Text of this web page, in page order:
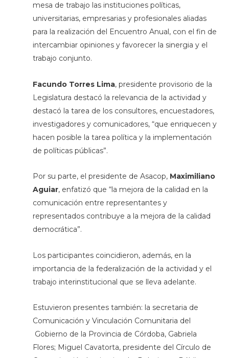
mesa de trabajo las instituciones políticas,
universitarias, empresarias y profesionales aliadas
para la realización del Encuentro Anual, con el fin de
intercambiar opiniones y favorecer la sinergia y el
trabajo conjunto.
Facundo Torres Lima, presidente provisorio de la
Legislatura destacó la relevancia de la actividad y
destacó la tarea de los consultores, encuestadores,
investigadores y comunicadores, “que enriquecen y
hacen posible la tarea política y la implementación
de políticas públicas”.
Por su parte, el presidente de Asacop, Maximiliano
Aguiar, enfatizó que “la mejora de la calidad en la
comunicación entre representantes y
representados contribuye a la mejora de la calidad
democrática”.
Los participantes coincidieron, además, en la
importancia de la federalización de la actividad y el
trabajo interinstitucional que se lleva adelante.
Estuvieron presentes también: la secretaria de
Comunicación y Vinculación Comunitaria del
Gobierno de la Provincia de Córdoba, Gabriela
Flores; Miguel Cavatorta, presidente del Círculo de